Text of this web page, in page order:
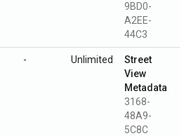
9BD0-
A2EE-
44C3
Street
View
Metadata
3168-
48A9-
5C8C
Unlimited
-